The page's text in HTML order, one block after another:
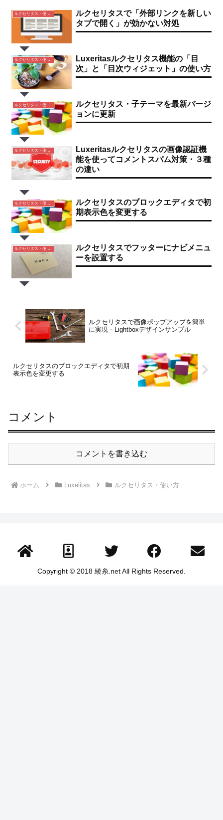
ルクセリタス・使い方
ルクセリタスで「外部リンクを新しい
タブで開く」が効かない対処
Luxeritasルクセリタス機能の「目
次」と「目次ウィジェット」の使い方
ルクセリタス・使い方
ルクセリタス・子テーマを最新バージ
ョンに更新
ルクセリタス・使い方
Luxeritasルクセリタスの画像認証機
能を使ってコメントスパム対策・３種
の違い
ルクセリタス・使い方
ルクセリタスのブロックエディタで初
期表示色を変更する
ルクセリタス・使い方
ルクセリタスでフッターにナビメニュ
ーを設置する
ルクセリタスで画像ポップアップを簡単
に実現－Lightboxデザインサンプル
ルクセリタスのブロックエディタで初期
表示色を変更する
コメント
コメントを書き込む
ホーム Luxelitas ルクセリタス・使い方
Copyright © 2018 綾糸.net All Rights Reserved.